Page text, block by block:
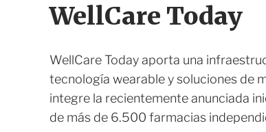
WellCare Today
WellCare Today aporta una
tecnología wearable y soluciones de
integre la recientemente anunciada
de más de 6.500 farmacias